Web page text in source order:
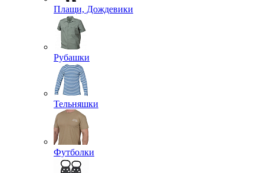
Плащи, Дождевики
Рубашки
Тельняшки
Футболки